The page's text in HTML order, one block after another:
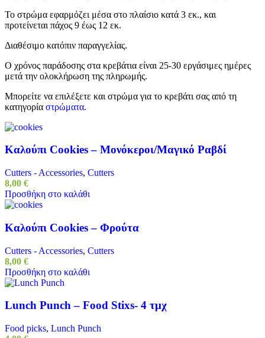
Το στρώμα εφαρμόζει μέσα στο πλαίσιο κατά 3 εκ., και
προτείνεται πάχος 9 έως 12 εκ.
Διαθέσιμο κατόπιν παραγγελίας.
Ο χρόνος παράδοσης στα κρεβάτια είναι 25-30 εργάσιμες ημέρες
μετά την ολοκλήρωση της πληρωμής.
Μπορείτε να επιλέξετε και στρώμα για το κρεβάτι σας από τη
κατηγορία στρώματα.
Καλούπι Cookies – Μονόκεροι/Μαγικό Ραβδί
Cutters - Accessories, Cutters
8,00 €
Προσθήκη στο καλάθι
Καλούπι Cookies – Φρούτα
Cutters - Accessories, Cutters
8,00 €
Προσθήκη στο καλάθι
Lunch Punch – Food Stixs- 4 τμχ
Food picks, Lunch Punch